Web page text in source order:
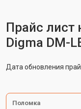
Прайс лист
Digma DM-
Дата обновления
Поломка